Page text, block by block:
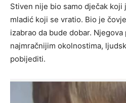
Stiven nije bio samo dječak koji
mladić koji se vratio. Bio je
izabrao da bude dobar.
najmračnijim okolnostima,
pobijediti.